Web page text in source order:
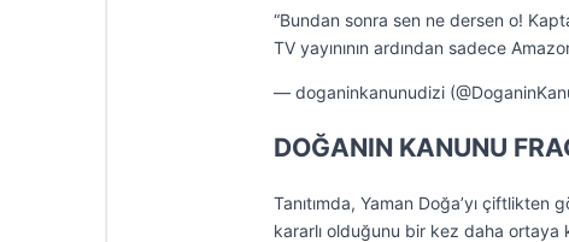
“Bundan sonra sen ne dersen o!
TV yayınının ardından sadece
— doganinkanunudizi
DOĞANIN KANUNU
Tanıtımda, Yaman Doğa’yı
kararlı olduğunu bir kez daha ortaya